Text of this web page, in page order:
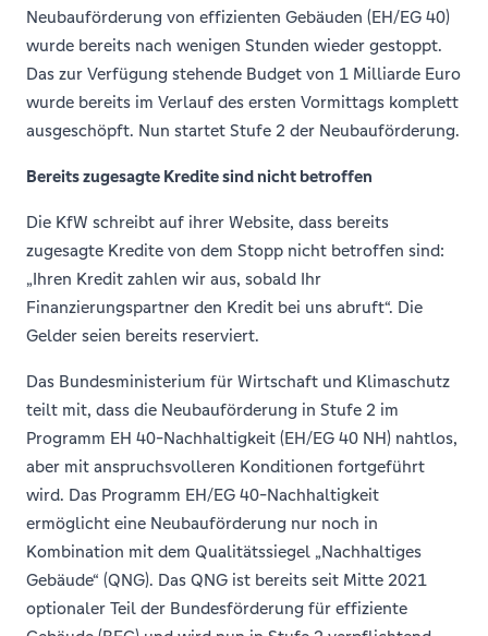
Neubauförderung von effizienten Gebäuden (EH/EG 40)
wurde bereits nach wenigen Stunden wieder gestoppt.
Das zur Verfügung stehende Budget von 1 Milliarde Euro
wurde bereits im Verlauf des ersten Vormittags komplett
ausgeschöpft. Nun startet Stufe 2 der Neubauförderung.
Bereits zugesagte Kredite sind nicht betroffen
Die KfW schreibt auf ihrer Website, dass bereits
zugesagte Kredite von dem Stopp nicht betroffen sind:
„Ihren Kredit zahlen wir aus, sobald Ihr
Finanzierungspartner den Kredit bei uns abruft“. Die
Gelder seien bereits reserviert.
Das Bundesministerium für Wirtschaft und Klimaschutz
teilt mit, dass die Neubauförderung in Stufe 2 im
Programm EH 40-Nachhaltigkeit (EH/EG 40 NH) nahtlos,
aber mit anspruchsvolleren Konditionen fortgeführt
wird. Das Programm EH/EG 40-Nachhaltigkeit
ermöglicht eine Neubauförderung nur noch in
Kombination mit dem Qualitätssiegel „Nachhaltiges
Gebäude“ (QNG). Das QNG ist bereits seit Mitte 2021
optionaler Teil der Bundesförderung für effiziente